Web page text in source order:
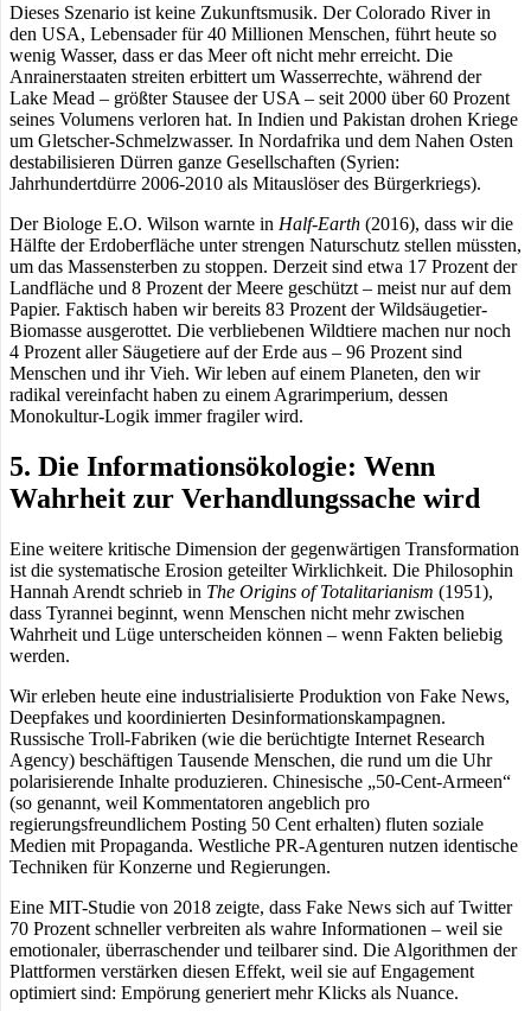
Dieses Szenario ist keine Zukunftsmusik. Der Colorado River in
den USA, Lebensader für 40 Millionen Menschen, führt heute so
wenig Wasser, dass er das Meer oft nicht mehr erreicht. Die
Anrainerstaaten streiten erbittert um Wasserrechte, während der
Lake Mead – größter Stausee der USA – seit 2000 über 60 Prozent
seines Volumens verloren hat. In Indien und Pakistan drohen Kriege
um Gletscher-Schmelzwasser. In Nordafrika und dem Nahen Osten
destabilisieren Dürren ganze Gesellschaften (Syrien:
Jahrhundertdürre 2006-2010 als Mitauslöser des Bürgerkriegs).
Der Biologe E.O. Wilson warnte in Half-Earth (2016), dass wir die
Hälfte der Erdoberfläche unter strengen Naturschutz stellen müssten,
um das Massensterben zu stoppen. Derzeit sind etwa 17 Prozent der
Landfläche und 8 Prozent der Meere geschützt – meist nur auf dem
Papier. Faktisch haben wir bereits 83 Prozent der Wildsäugetier-
Biomasse ausgerottet. Die verbliebenen Wildtiere machen nur noch
4 Prozent aller Säugetiere auf der Erde aus – 96 Prozent sind
Menschen und ihr Vieh. Wir leben auf einem Planeten, den wir
radikal vereinfacht haben zu einem Agrarimperium, dessen
Monokultur-Logik immer fragiler wird.
5. Die Informationsökologie: Wenn
Wahrheit zur Verhandlungssache wird
Eine weitere kritische Dimension der gegenwärtigen Transformation
ist die systematische Erosion geteilter Wirklichkeit. Die Philosophin
Hannah Arendt schrieb in The Origins of Totalitarianism (1951),
dass Tyrannei beginnt, wenn Menschen nicht mehr zwischen
Wahrheit und Lüge unterscheiden können – wenn Fakten beliebig
werden.
Wir erleben heute eine industrialisierte Produktion von Fake News,
Deepfakes und koordinierten Desinformationskampagnen.
Russische Troll-Fabriken (wie die berüchtigte Internet Research
Agency) beschäftigen Tausende Menschen, die rund um die Uhr
polarisierende Inhalte produzieren. Chinesische „50-Cent-Armeen“
(so genannt, weil Kommentatoren angeblich pro
regierungsfreundlichem Posting 50 Cent erhalten) fluten soziale
Medien mit Propaganda. Westliche PR-Agenturen nutzen identische
Techniken für Konzerne und Regierungen.
Eine MIT-Studie von 2018 zeigte, dass Fake News sich auf Twitter
70 Prozent schneller verbreiten als wahre Informationen – weil sie
emotionaler, überraschender und teilbarer sind. Die Algorithmen der
Plattformen verstärken diesen Effekt, weil sie auf Engagement
optimiert sind: Empörung generiert mehr Klicks als Nuance.